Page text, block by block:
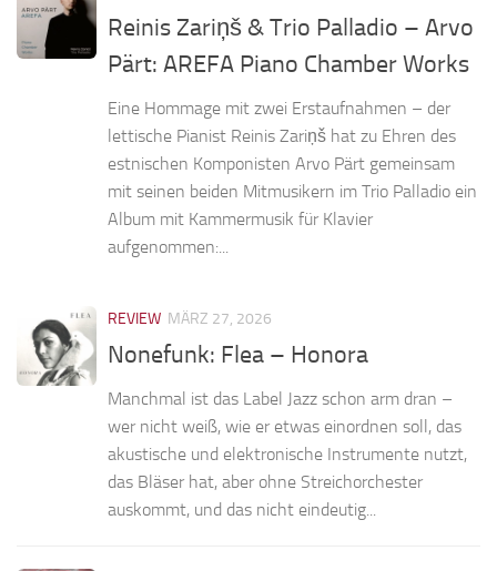
Reinis Zariņš & Trio Palladio – Arvo
Pärt: AREFA Piano Chamber Works
Eine Hommage mit zwei Erstaufnahmen – der
lettische Pianist Reinis Zariņš hat zu Ehren des
estnischen Komponisten Arvo Pärt gemeinsam
mit seinen beiden Mitmusikern im Trio Palladio ein
Album mit Kammermusik für Klavier
aufgenommen:...
REVIEW MÄRZ 27, 2026
Nonefunk: Flea – Honora
Manchmal ist das Label Jazz schon arm dran –
wer nicht weiß, wie er etwas einordnen soll, das
akustische und elektronische Instrumente nutzt,
das Bläser hat, aber ohne Streichorchester
auskommt, und das nicht eindeutig...